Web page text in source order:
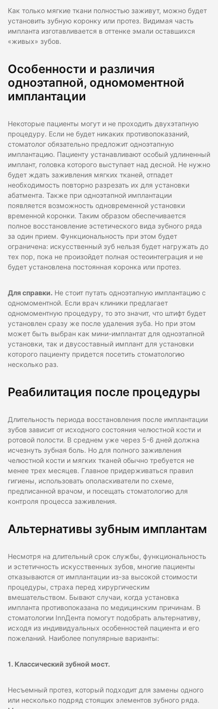
Как только мягкие ткани полностью заживут, можно будет
установить зубную коронку или протез. Видимая часть
импланта изготавливается в оттенке эмали оставшихся
«живых» зубов.
Особенности и различия
одноэтапной, одномоментной
имплантации
Некоторые пациенты могут и не проходить двухэтапную
процедуру. Если не будет никаких противопоказаний,
стоматолог обязательно предложит одноэтапную
имплантацию. Пациенту устанавливают особый удлиненный
имплант, головка которого выступает над десной. Не нужно
будет ждать заживления мягких тканей, отпадет
необходимость повторно разрезать их для установки
абатмента. Также при одноэтапной имплантации
появляется возможность одновременной установки
временной коронки. Таким образом обеспечивается
полное восстановление эстетического вида зубного ряда
за один прием. Функциональность при этом будет
ограничена: искусственный зуб нельзя будет нагружать до
тех пор, пока не произойдет полная остеоинтеграция и не
будет установлена постоянная коронка или протез.
Для справки. Не стоит путать одноэтапную имплантацию с
одномоментной. Если врач клиники предлагает
одномоментную процедуру, то это значит, что штифт будет
установлен сразу же после удаления зуба. Но при этом
может быть выбран как мини-имплантат для одноэтапной
установки, так и двусоставный имплант для установки
которого пациенту придется посетить стоматологию
несколько раз.
Реабилитация после процедуры
Длительность периода восстановления после имплантации
зубов зависит от исходного состояния челюстной кости и
ротовой полости. В среднем уже через 5-6 дней должна
исчезнуть зубная боль. Но для полного заживления
челюстной кости и мягких тканей обычно требуется не
менее трех месяцев. Главное придерживаться правил
гигиены, использовать ополаскиватели по схеме,
предписанной врачом, и посещать стоматологию для
контроля процесса заживления.
Альтернативы зубным имплантам
Несмотря на длительный срок службы, функциональность
и эстетичность искусственных зубов, многие пациенты
отказываются от имплантации из-за высокой стоимости
процедуры, страха перед хирургическим
вмешательством. Бывают случаи, когда установка
импланта противопоказана по медицинским причинам. В
стоматологии InnДента помогут подобрать альтернативу,
исходя из индивидуальных особенностей пациента и его
пожеланий. Наиболее популярные варианты:
1. Классический зубной мост.
Несъемный протез, который подходит для замены одного
или несколько подряд стоящих элементов зубного ряда.